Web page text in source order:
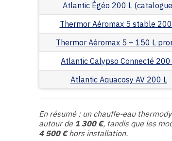
Atlantic Égéo 200 L
Thermor Aéromax 5 stable
Thermor Aéromax 5 – 150 L
Atlantic Calypso Connecté 200
Atlantic Aquacosy AV 200 L
En résumé : un chauffe-eau
autour de 1 300 €, tandis que les
4 500 €hors installation.